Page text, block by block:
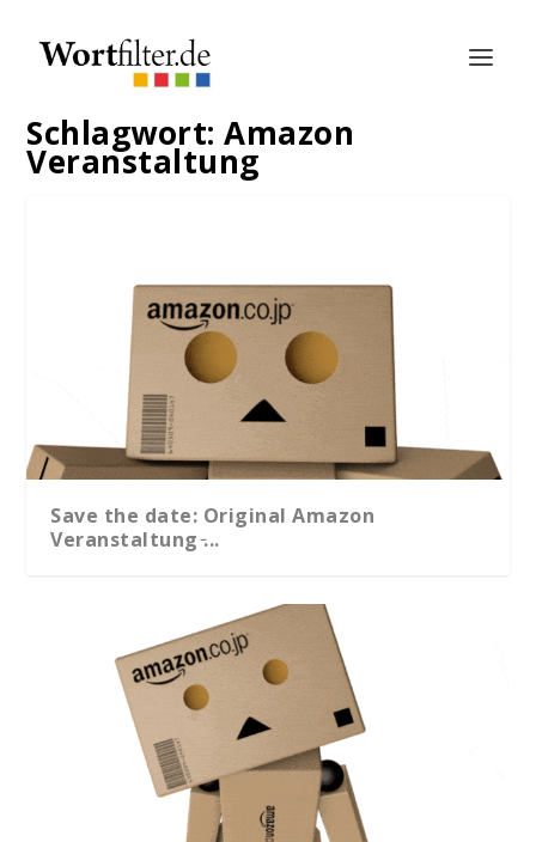
Schlagwort:Amazon
Veranstaltung
Save the date: Original Amazon
Veranstaltung ̵...